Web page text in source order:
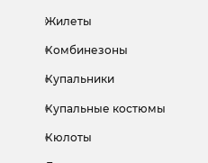
Жилеты
Комбинезоны
Купальники
Купальные костюмы
Кюлоты